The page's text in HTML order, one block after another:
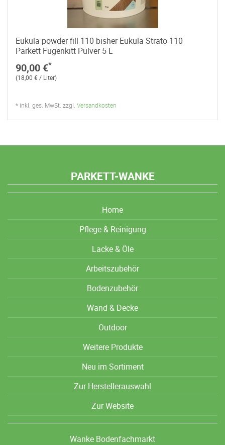
Eukula powder fill 110 bisher Eukula Strato 110
Parkett Fugenkitt Pulver 5 L
90,00 €*
(18,00 € / Liter)
* inkl. ges. MwSt. zzgl. Versandkosten
PARKETT-WANKE
Home
Pflege & Reinigung
Lacke & Öle
Arbeitszubehör
Bodenzubehör
Wand & Decke
Outdoor
Weitere Produkte
Neu im Sortiment
Zur Herstellerauswahl
Zur Website
Wanke Bodenfachmarkt